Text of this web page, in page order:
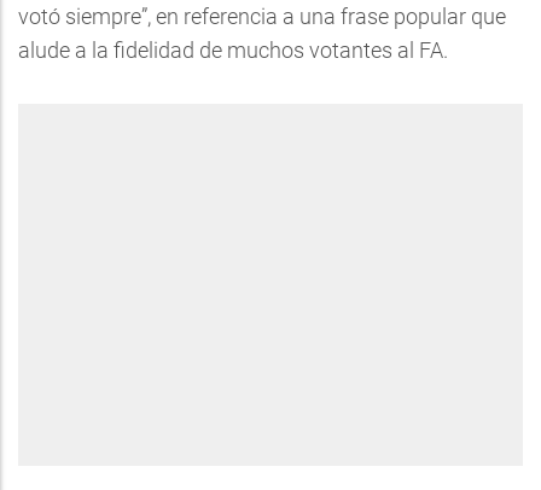
votó siempre”, en referencia a una frase popular que
alude a la fidelidad de muchos votantes al FA.